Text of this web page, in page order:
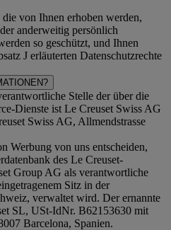
von Ihnen erhoben werden,
anderweitig persönlich
so geschützt, und Ihnen
J erläuterten Datenschutzrechte
Stelle der über die
Dienste ist Le Creuset Swiss AG
Swiss AG, Allmendstrasse
Werbung von uns entscheiden,
des Le Creuset-
Group AG als verantwortliche
Sitz in der
verwaltet wird. Der ernannte
SL, USt-IdNr. B62153630 mit
Barcelona, Spanien.